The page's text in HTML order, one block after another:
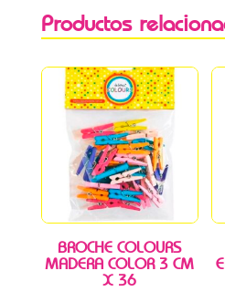
Productos
BROCHE COLOURS
MADERA COLOR 3 CM
X 36